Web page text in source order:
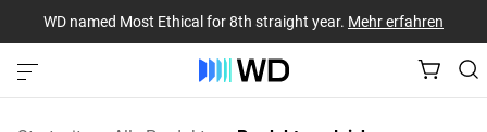
WD named Most Ethical for 8th straight year. Mehr erfahren